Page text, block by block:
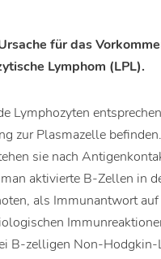
für das
Lymphom (LPL).
Lymphozyten
zur Plasmazelle
sie nach
aktivierte B-Zellen in
als Immunantwort
B-zelligen Non-